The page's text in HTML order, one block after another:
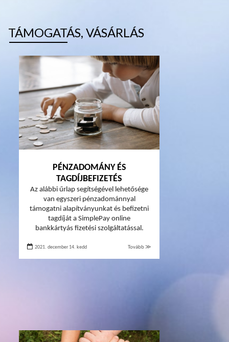
TÁMOGATÁS, VÁSÁRLÁS
PÉNZADOMÁNY ÉS
TAGDÍJBEFIZETÉS
Az alábbi űrlap segítségével lehetősége
van egyszeri pénzadománnyal
támogatni alapítványunkat és befizetni
tagdíját a SimplePay online
bankkártyás fizetési szolgáltatással.
2021. december 14. kedd Tovább ≫